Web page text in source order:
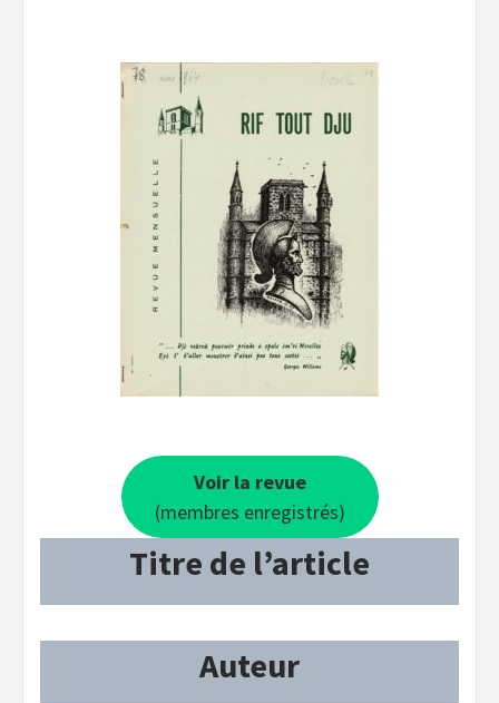
Voir la revue
(membres enregistrés)
Titre de l’article
Auteur